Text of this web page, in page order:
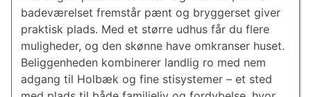
badeværelset fremstår pænt og bryggerset giver
praktisk plads. Med et større udhus får du flere
muligheder, og den skønne have omkranser huset.
Beliggenheden kombinerer landlig ro med nem
adgang til Holbæk og fine stisystemer – et sted